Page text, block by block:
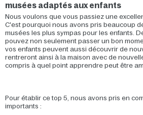
musées adaptés aux enfants
Nous voulons que vous passiez une
C'est pourquoi nous avons pris beaucoup
musées les plus sympas pour les enfants.
pouvez non seulement passer un bon
vos enfants peuvent aussi découvrir de
rentreront ainsi à la maison avec de
compris à quel point apprendre peut être
Pour établir ce top 5, nous avons pris en
importants :